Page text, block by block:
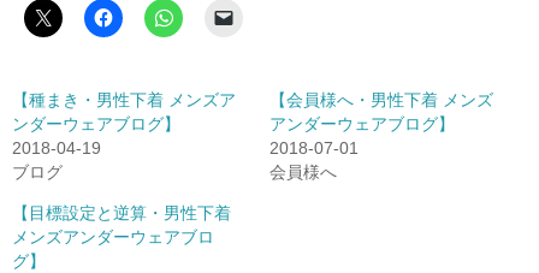
【種まき・男性下着 メンズア
ンダーウェアブログ】
2018-04-19
ブログ
【会員様へ・男性下着 メンズ
アンダーウェアブログ】
2018-07-01
会員様へ
【目標設定と逆算・男性下着
メンズアンダーウェアブロ
グ】